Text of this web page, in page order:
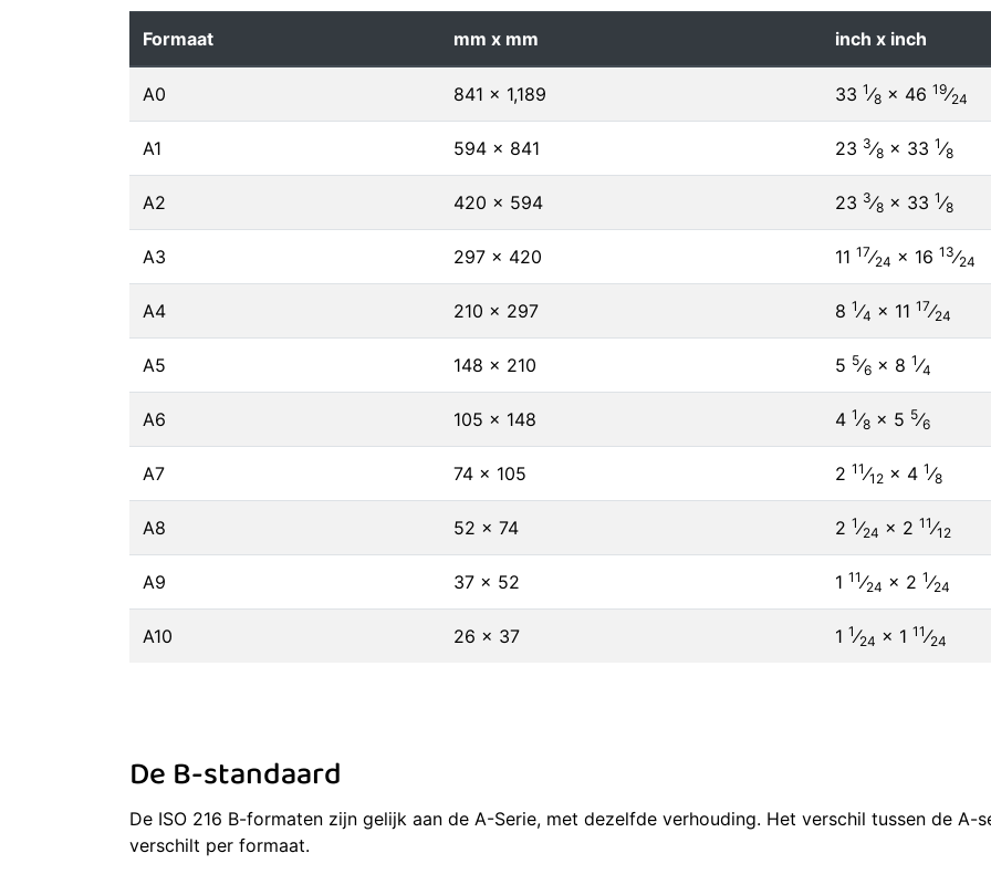
Formaat mm x mm inch x inch
A0 841 × 1,189 33 1⁄8 × 46 19⁄24
A1 594 × 841 23 3⁄8 × 33 1⁄8
A2 420 × 594 23 3⁄8 × 33 1⁄8
A3 297 × 420 11 17⁄24 × 16 13⁄24
A4 210 × 297 8 1⁄4 × 11 17⁄24
A5 148 × 210 5 5⁄6 × 8 1⁄4
A6 105 × 148 4 1⁄8 × 5 5⁄6
A7 74 × 105 2 11⁄12 × 4 1⁄8
A8 52 × 74 2 1⁄24 × 2 11⁄12
A9 37 × 52 1 11⁄24 × 2 1⁄24
A10 26 × 37 1 1⁄24 × 1 11⁄24
De B-standaard
De ISO 216 B-formaten zijn gelijk aan de A-Serie, met dezelfde verhouding. Het verschil tussen de
verschilt per formaat.